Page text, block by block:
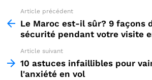
more
Article précédent
Le Maroc est-il sûr? 9 façons
sécurité pendant votre visite
Article suivant
10 astuces infaillibles pour
l'anxiété en vol